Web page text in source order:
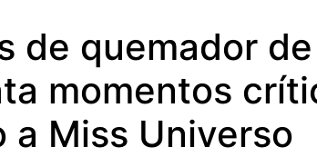
de quemador
momentos
a Miss Universo